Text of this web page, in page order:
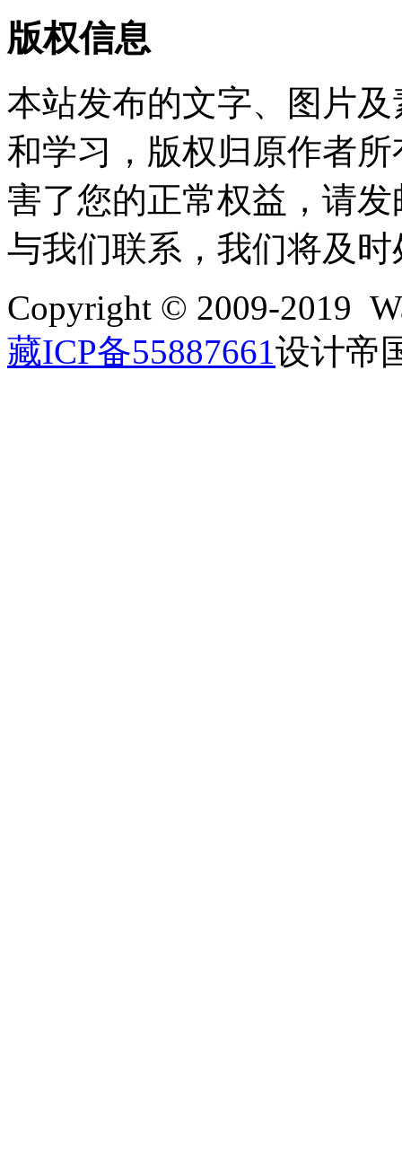
版权信息
本站发布的文字、图片
和学习，版权归原作者
害了您的正常权益，请发
与我们联系，我们将及时
Copyright © 2009-2019
藏ICP备55887661设计帝